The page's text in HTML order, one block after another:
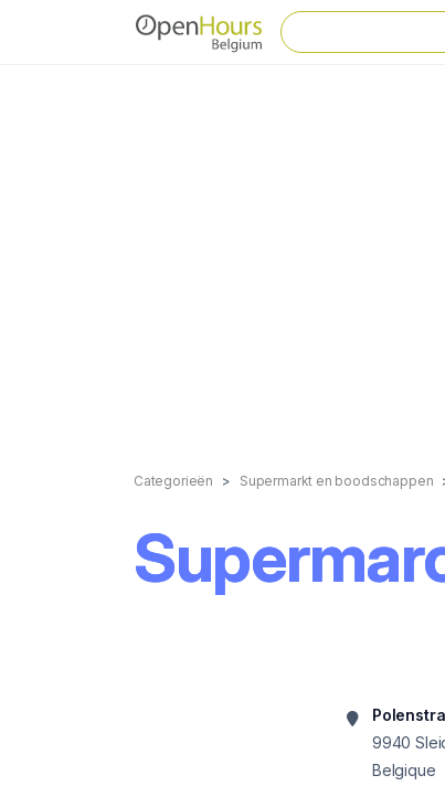
Categorieën Supermarkt en boodschappen
9940
Belgique